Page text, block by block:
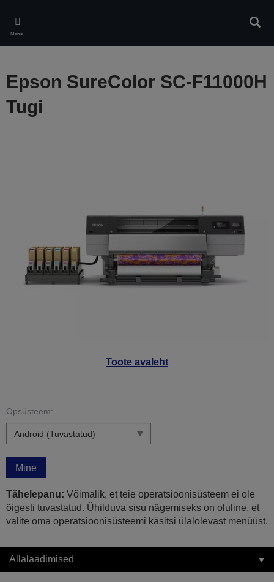
main
content
Menüü
Toote avaleht
Epson SureColor SC-F11000H
Tugi
Opsüsteem:
Mine
Tähelepanu: Võimalik, et teie operatsioonisüsteem ei ole
õigesti tuvastatud. Ühilduva sisu nägemiseks on oluline, et
valite oma operatsioonisüsteemi käsitsi ülalolevast menüüst.
Allalaadimised